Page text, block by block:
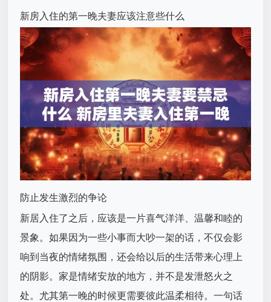
新房入住的第一晚夫妻应该注意些什么
防止发生激烈的争论
新居入住了之后，应该是一片喜气洋洋、温馨和睦的
景象。如果因为一些小事而大吵一架的话，不仅会影
响到当夜的情绪氛围，还会给以后的生活带来心理上
的阴影。家是情绪安放的地方，并不是发泄怒火之
处。尤其第一晚的时候更需要彼此温柔相待。一句话